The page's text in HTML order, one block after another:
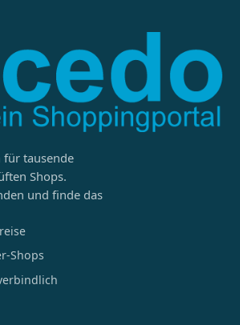
für tausende
Shops.
und finde das
Shops